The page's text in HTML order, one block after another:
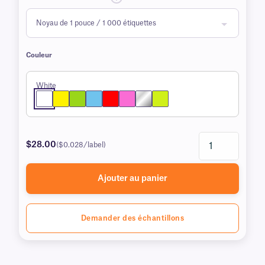
Couleur
White
$28.00($0.028/label)
Ajouter au panier
Demander des échantillons